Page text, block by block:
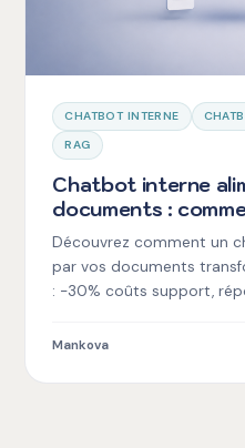
CHATBOT INTERNE
RAG
Chatbot interne
documents :
l'accès à
Découvrez comment un
par vos documents
: -30% coûts support,
Mankova